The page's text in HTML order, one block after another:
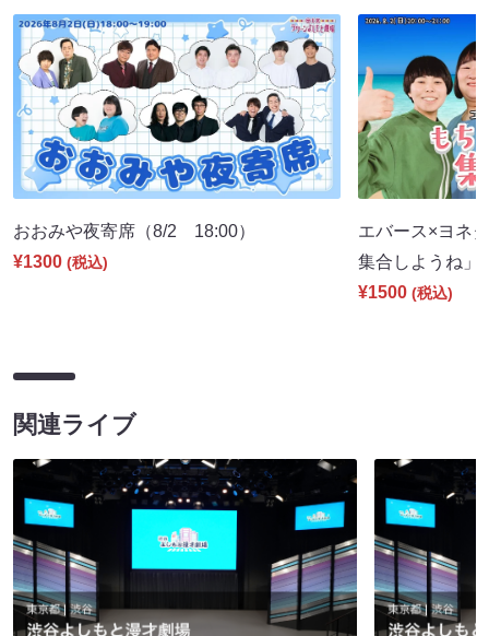
おおみや夜寄席（8/2 18:00）
¥1300 (税込)
エバース×ヨネ
集合しようね
¥1500 (税込)
関連ライブ